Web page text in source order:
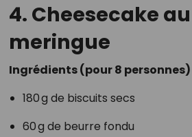
4. Cheesecake
meringue
Ingrédients (pour 8 personnes)
180 g de biscuits secs
60 g de beurre fondu